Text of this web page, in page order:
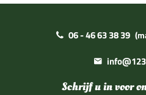
06 - 46 63 38 39
Schrijf u in voor